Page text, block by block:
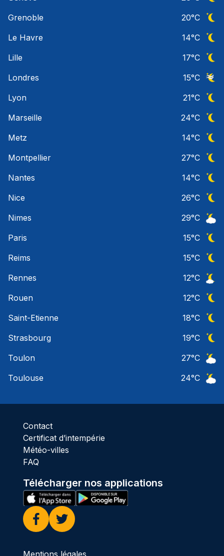
Grenoble
20°C
Le Havre
14°C
Lille
17°C
Londres
15°C
Lyon
21°C
Marseille
24°C
Metz
14°C
Montpellier
27°C
Nantes
14°C
Nice
26°C
Nimes
29°C
Paris
15°C
Reims
15°C
Rennes
12°C
Rouen
12°C
Saint-Etienne
18°C
Strasbourg
19°C
Toulon
27°C
Toulouse
24°C
Contact
Certificat d’intempérie
Météo-villes
FAQ
Télécharger nos applications
Facebook
Twitter
Mentions légales